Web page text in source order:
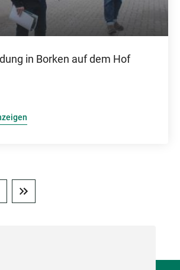
in Borken auf dem Hof